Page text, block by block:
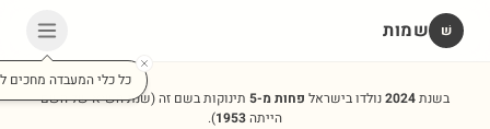
שׁ שמות
כל כלי המעבדה מחכים
בשנת2024נולדו בישראל פחות מ-5 תינוקות בשם זה(שנת השיא של השם
הייתה1953
).